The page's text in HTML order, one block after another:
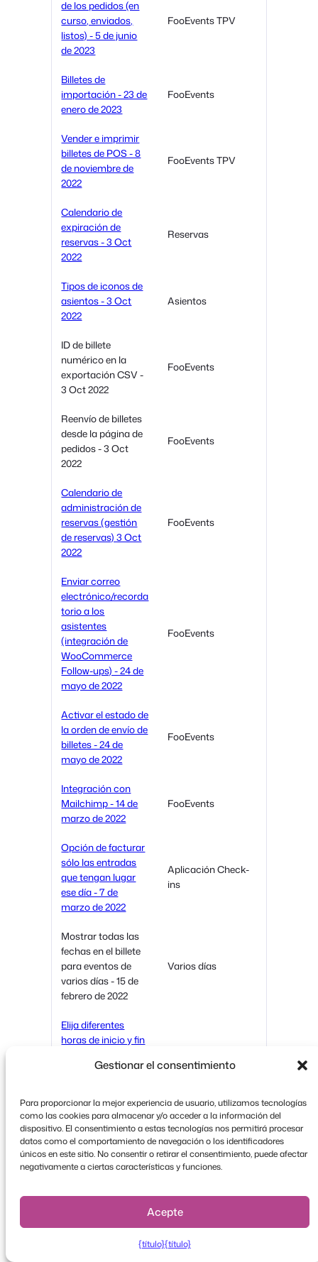
Gestionar el consentimiento
Para proporcionar la mejor experiencia de usuario, utilizamos tecnologías
como las cookies para almacenar y/o acceder a la información del
dispositivo. El consentimiento a estas tecnologías nos permitirá procesar
datos como el comportamiento de navegación o los identificadores
únicos en este sitio. No consentir o retirar el consentimiento, puede afectar
negativamente a ciertas características y funciones.
Acepte
{título}{título}
de los pedidos (en
curso, enviados,
listos) - 5 de junio
de 2023
FooEvents TPV
Billetes de
importación - 23 de
enero de 2023
FooEvents
Vender e imprimir
billetes de POS - 8
de noviembre de
2022
FooEvents TPV
Calendario de
expiración de
reservas - 3 Oct
2022
Reservas
Tipos de iconos de
asientos - 3 Oct
2022
Asientos
ID de billete
numérico en la
exportación CSV -
3 Oct 2022
FooEvents
Reenvío de billetes
desde la página de
pedidos - 3 Oct
2022
FooEvents
Calendario de
administración de
reservas (gestión
de reservas) 3 Oct
2022
FooEvents
Enviar correo
electrónico/recorda
torio a los
asistentes
(integración de
WooCommerce
Follow-ups) - 24 de
mayo de 2022
FooEvents
Activar el estado de
la orden de envío de
billetes - 24 de
mayo de 2022
FooEvents
Integración con
Mailchimp - 14 de
marzo de 2022
FooEvents
Opción de facturar
sólo las entradas
que tengan lugar
ese día - 7 de
marzo de 2022
Aplicación Check-
ins
Mostrar todas las
fechas en el billete
para eventos de
varios días - 15 de
febrero de 2022
Varios días
Elija diferentes
horas de inicio y fin
los eventos de
febrero de 2022
Varios días
Enviar tickets a
direcciones de
correo electrónico
personalizadas en
FooEvents
Mostrar la fecha y